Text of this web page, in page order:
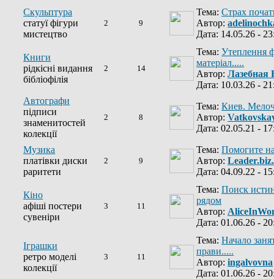
Скульптура
статуї фігури
мистецтво
2 9
Тема:Страх
Автор:
Дата: 14.05.26 -
Книги
рідкісні видання
бібліофілія
2 14
Тема:Утеплення
матеріал.....
Автор:Лазебная
Дата: 10.03.26 -
Автографи
підписи
знаменитостей
колекції
2 8
Тема:Киев.
Автор:
Дата: 02.05.21 -
Музика
платівки диски
раритети
2 9
Тема:Помогите
Автор:
Дата: 04.09.22 -
Кіно
афіші постери
сувеніри
3 11
Тема:Поиск
рядом
Автор:
Дата: 01.06.26 -
Іграшки
ретро моделі
колекції
3 11
Тема:Начало
прави.....
Автор:ingalvovna
Дата: 01.06.26 -